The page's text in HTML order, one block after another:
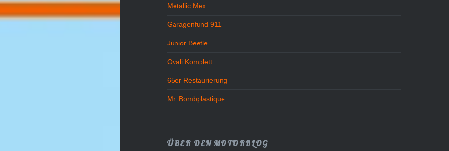
Metallic Mex
Garagenfund 911
Junior Beetle
Ovali Komplett
65er Restaurierung
Mr. Bombplastique
ÜBER DEN MOTORBLOG